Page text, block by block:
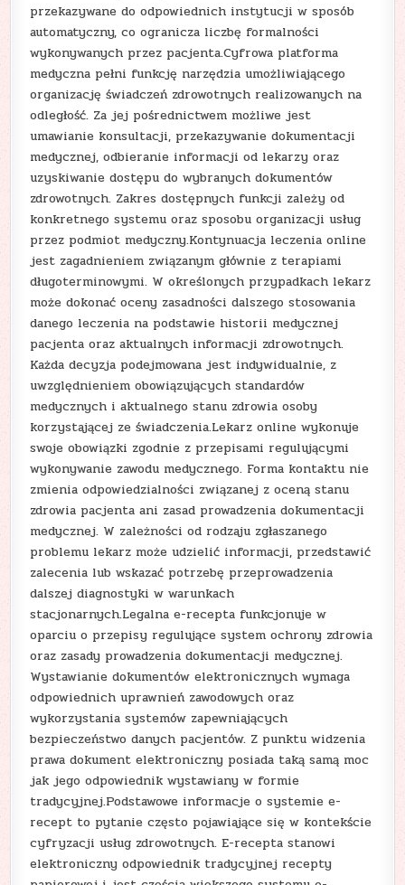
przekazywane do odpowiednich instytucji w sposób
automatyczny, co ogranicza liczbę formalności
wykonywanych przez pacjenta.Cyfrowa platforma
medyczna pełni funkcję narzędzia umożliwiającego
organizację świadczeń zdrowotnych realizowanych na
odległość. Za jej pośrednictwem możliwe jest
umawianie konsultacji, przekazywanie dokumentacji
medycznej, odbieranie informacji od lekarzy oraz
uzyskiwanie dostępu do wybranych dokumentów
zdrowotnych. Zakres dostępnych funkcji zależy od
konkretnego systemu oraz sposobu organizacji usług
przez podmiot medyczny.Kontynuacja leczenia online
jest zagadnieniem związanym głównie z terapiami
długoterminowymi. W określonych przypadkach lekarz
może dokonać oceny zasadności dalszego stosowania
danego leczenia na podstawie historii medycznej
pacjenta oraz aktualnych informacji zdrowotnych.
Każda decyzja podejmowana jest indywidualnie, z
uwzględnieniem obowiązujących standardów
medycznych i aktualnego stanu zdrowia osoby
korzystającej ze świadczenia.Lekarz online wykonuje
swoje obowiązki zgodnie z przepisami regulującymi
wykonywanie zawodu medycznego. Forma kontaktu nie
zmienia odpowiedzialności związanej z oceną stanu
zdrowia pacjenta ani zasad prowadzenia dokumentacji
medycznej. W zależności od rodzaju zgłaszanego
problemu lekarz może udzielić informacji, przedstawić
zalecenia lub wskazać potrzebę przeprowadzenia
dalszej diagnostyki w warunkach
stacjonarnych.Legalna e-recepta funkcjonuje w
oparciu o przepisy regulujące system ochrony zdrowia
oraz zasady prowadzenia dokumentacji medycznej.
Wystawianie dokumentów elektronicznych wymaga
odpowiednich uprawnień zawodowych oraz
wykorzystania systemów zapewniających
bezpieczeństwo danych pacjentów. Z punktu widzenia
prawa dokument elektroniczny posiada taką samą moc
jak jego odpowiednik wystawiany w formie
tradycyjnej.Podstawowe informacje o systemie e-
recept to pytanie często pojawiające się w kontekście
cyfryzacji usług zdrowotnych. E-recepta stanowi
elektroniczny odpowiednik tradycyjnej recepty